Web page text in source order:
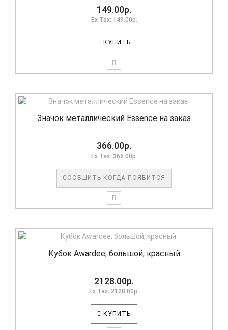
149.00р.
Ex Tax: 149.00р.
КУПИТЬ
Значок металлический Essence на заказ
366.00р.
Ex Tax: 366.00р.
СООБЩИТЬ КОГДА ПОЯВИТСЯ
Кубок Awardee, большой, красный
2128.00р.
Ex Tax: 2128.00р.
КУПИТЬ